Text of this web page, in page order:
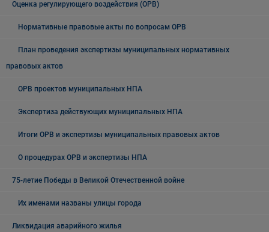
Оценка регулирующего воздействия (ОРВ)
Нормативные правовые акты по вопросам ОРВ
План проведения экспертизы муниципальных нормативных
правовых актов
ОРВ проектов муниципальных НПА
Экспертиза действующих муниципальных НПА
Итоги ОРВ и экспертизы муниципальных правовых актов
О процедурах ОРВ и экспертизы НПА
75-летие Победы в Великой Отечественной войне
Их именами названы улицы города
Ликвидация аварийного жилья